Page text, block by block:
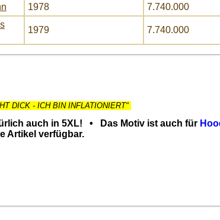
1978 7.740.000
1979 7.740.000